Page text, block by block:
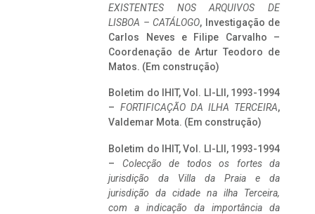
EXISTENTES NOS ARQUIVOS DE
LISBOA – CATÁLOGO, Investigação de
Carlos Neves e Filipe Carvalho –
Coordenação de Artur Teodoro de
Matos. (Em construção)
Boletim do IHIT, Vol. LI-LII, 1993-1994
– FORTIFICAÇÃO DA ILHA TERCEIRA,
Valdemar Mota. (Em construção)
Boletim do IHIT, Vol. LI-LII, 1993-1994
– Colecção de todos os fortes da
jurisdição da Villa da Praia e da
jurisdição da cidade na ilha Terceira,
com a indicação da importância da